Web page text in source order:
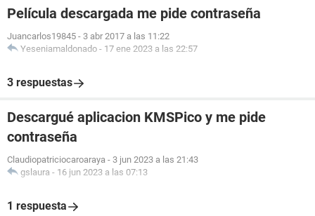
Película descargada me pide contraseña
Juancarlos19845 - 3 abr 2017 a las 11:22
Yeseniamaldonado - 17 ene 2023 a las 22:57
3 respuestas
Descargué aplicacion KMSPico y me pide
contraseña
Claudiopatriciocaroaraya - 3 jun 2023 a las 21:43
gslaura - 16 jun 2023 a las 07:13
1 respuesta